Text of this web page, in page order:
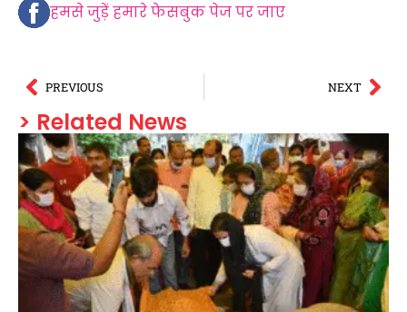
हमसे जुड़ें हमारे फेसबुक पेज पर जाए
PREVIOUS NEXT
> Related News